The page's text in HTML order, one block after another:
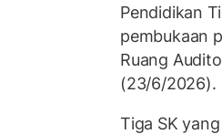
Pendidikan
pembukaan
Ruang
(23/6/2026).
Tiga SK